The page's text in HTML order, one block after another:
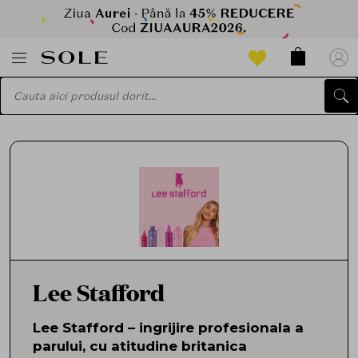
Lee Stafford
Lee Stafford – ingrijire profesionala a
parului, cu atitudine britanica